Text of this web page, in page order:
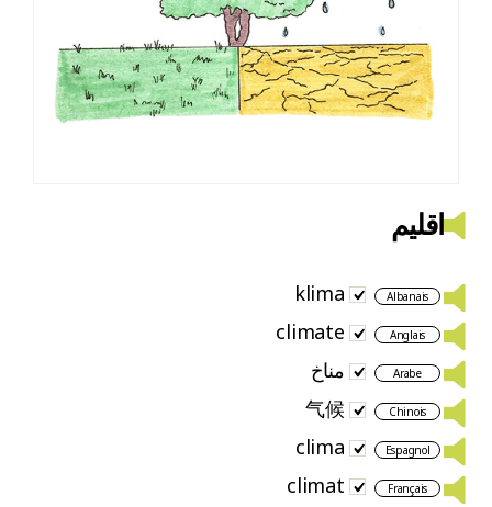
اقلیم
Albanais
klima
Anglais
climate
Arabe مناخ
Chinois
气候
Espagnol
clima
Français
climat